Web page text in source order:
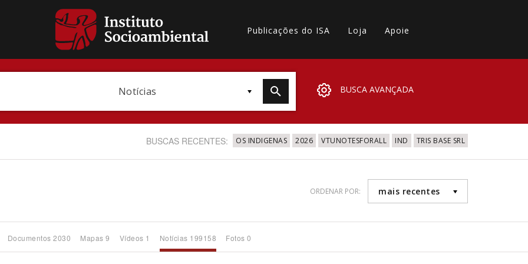
Publicações do ISA Loja Apoie
Notícias BUSCA AVANÇADA
BUSCAS RECENTES: OS INDIGENAS 2026 VTUNOTESFORALL IND TRIS BASE SRL
ORDENAR POR: mais recentes
Documentos 2030 Mapas 9 Vídeos 1 Notícias 199158 Fotos 0